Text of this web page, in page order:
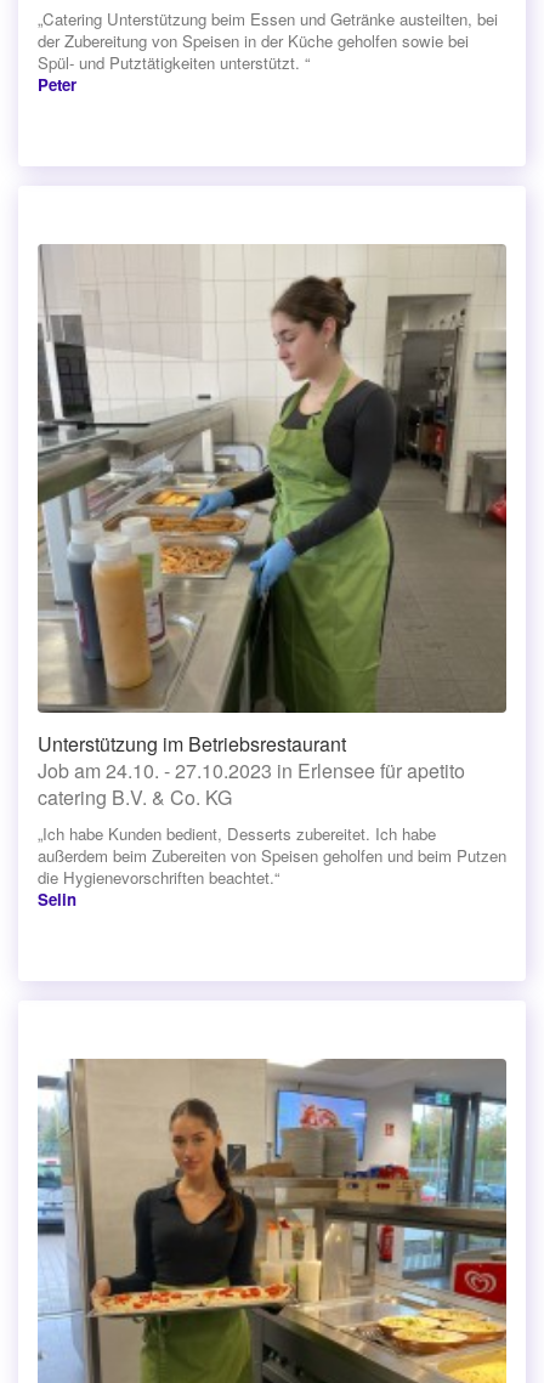
„Catering Unterstützung beim Essen und Getränke austeilten, bei
der Zubereitung von Speisen in der Küche geholfen sowie bei
Spül- und Putztätigkeiten unterstützt. “
Peter
Unterstützung im Betriebsrestaurant
Job am 24.10. - 27.10.2023 in Erlensee für apetito
catering B.V. & Co. KG
„Ich habe Kunden bedient, Desserts zubereitet. Ich habe
außerdem beim Zubereiten von Speisen geholfen und beim Putzen
die Hygienevorschriften beachtet.“
Selin